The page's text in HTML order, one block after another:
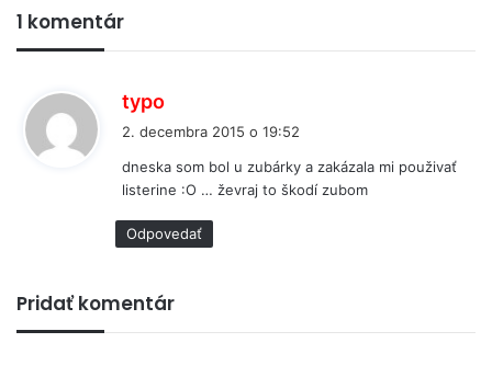
1 komentár
typo
e
:
2. decembra 2015 o 19:52
dneska som bol u zubárky a zakázala mi použivať
listerine :O … ževraj to škodí zubom
Odpovedať
Pridať komentár